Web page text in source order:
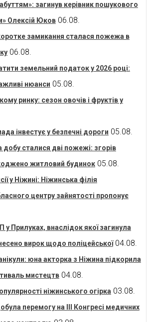
загинув керівник пошукового
Олексій Юков 06.08.
замикання сталася пожежа в
06.08.
земельний податок у 2026 році:
нюанси 05.08.
ринку: сезон овочів і фруктів у
інвестує у безпечні дороги 05.08.
добу сталися дві пожежі: згорів
житловий будинок 05.08.
у Ніжині: Ніжинська філія
центру зайнятості пропонує
Прилуках, внаслідок якої загинула
вирок щодо поліцейської 04.08.
юна акторка з Ніжина підкорила
мистецтв 04.08.
ніжинського огірка 03.08.
перемогу на ІІІ Конгресі медичних